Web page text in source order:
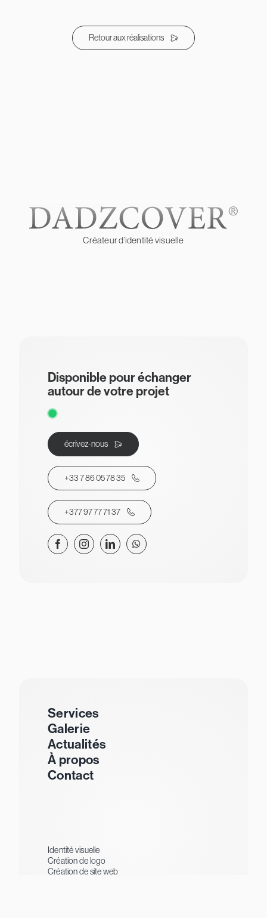
Retour aux réalisations
Créateur d’identité visuelle
Disponible pour échanger
autour de votre projet
écrivez-nous
+33 7 86 05 78 35
+377 97 77 71 37
Services
Galerie
Actualités
À propos
Contact
Identité visuelle
Création de logo
Création de site web